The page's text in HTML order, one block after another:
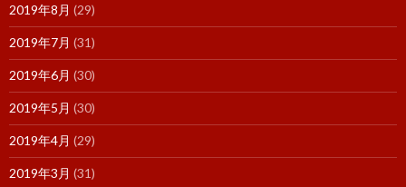
2019年8月 (29)
2019年7月 (31)
2019年6月 (30)
2019年5月 (30)
2019年4月 (29)
2019年3月 (31)